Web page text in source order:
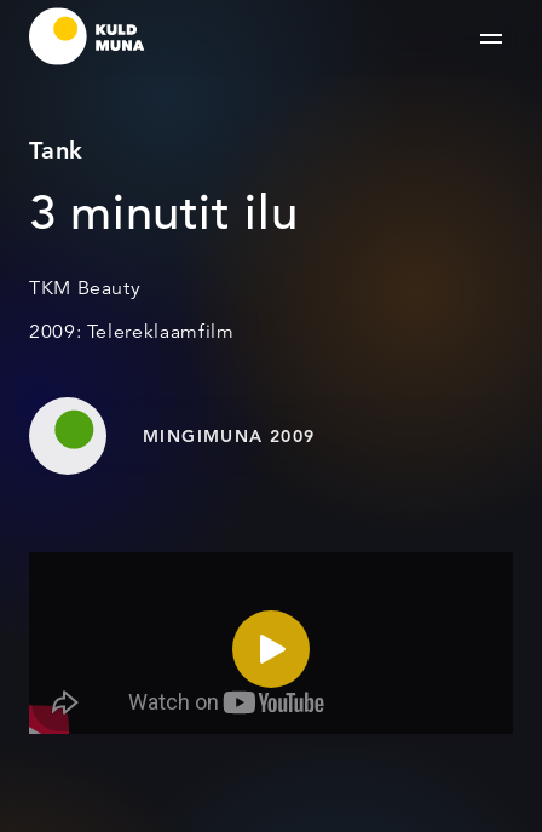
Tank
3 minutit ilu
TKM Beauty
2009: Telereklaamfilm
MINGIMUNA 2009